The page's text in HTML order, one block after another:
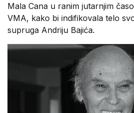
Mala Cana u ranim jutarnjim
VMA, kako bi indifikovala telo
supruga Andriju Bajića.